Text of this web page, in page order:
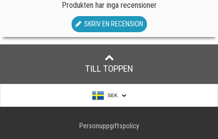
Produkten har inga recensioner
SKRIV EN RECENSION
TILL TOPPEN
SEK
Personuppgiftspolicy